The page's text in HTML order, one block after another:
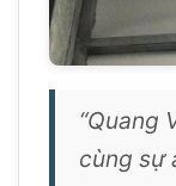
“Quang
cùng sự